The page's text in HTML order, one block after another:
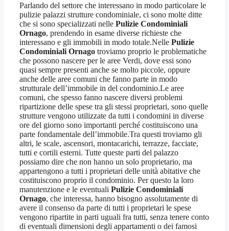
Parlando del settore che interessano in modo particolare le
pulizie palazzi strutture condominiale, ci sono molte ditte
che si sono specializzati nelle Pulizie Condominiali
Ornago, prendendo in esame diverse richieste che
interessano e gli immobili in modo totale.Nelle Pulizie
Condominiali Ornago troviamo proprio le problematiche
che possono nascere per le aree Verdi, dove essi sono
quasi sempre presenti anche se molto piccole, oppure
anche delle aree comuni che fanno parte in modo
strutturale dell’immobile in del condominio.Le aree
comuni, che spesso fanno nascere diversi problemi
ripartizione delle spese tra gli stessi proprietari, sono quelle
strutture vengono utilizzate da tutti i condomini in diverse
ore del giorno sono importanti perché costituiscono una
parte fondamentale dell’immobile.Tra questi troviamo gli
altri, le scale, ascensori, montacarichi, terrazze, facciate,
tutti e cortili esterni. Tutte queste parti del palazzo
possiamo dire che non hanno un solo proprietario, ma
appartengono a tutti i proprietari delle unità abitative che
costituiscono proprio il condominio. Per questo la loro
manutenzione e le eventuali Pulizie Condominiali
Ornago, che interessa, hanno bisogno assolutamente di
avere il consenso da parte di tutti i proprietari le spese
vengono ripartite in parti uguali fra tutti, senza tenere conto
di eventuali dimensioni degli appartamenti o dei famosi